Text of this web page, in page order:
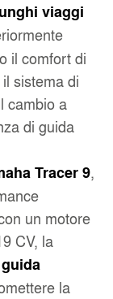
viaggi
il comfort di
sistema di
cambio a
di guida
Tracer 9,
un motore
CV, la
guida
la